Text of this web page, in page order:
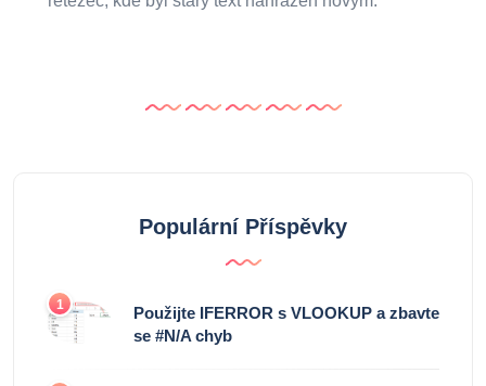
Populární Příspěvky
1
Použijte IFERROR s VLOOKUP a zbavte
se #N/A chyb